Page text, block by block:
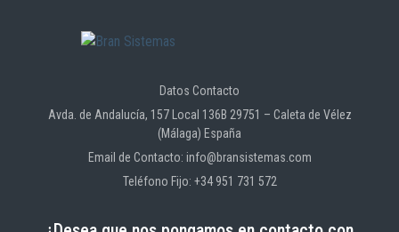
Datos Contacto
Avda. de Andalucía, 157 Local 136B 29751 – Caleta de Vélez
(Málaga) España
Email de Contacto: info@bransistemas.com
Teléfono Fijo: +34 951 731 572